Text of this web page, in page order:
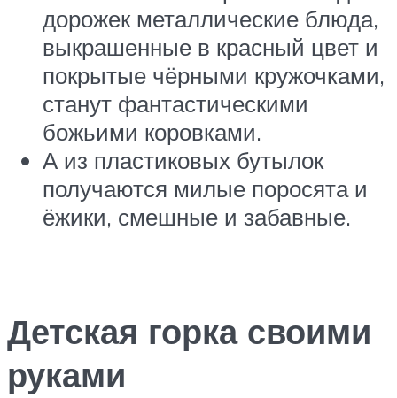
дорожек металлические блюда,
выкрашенные в красный цвет и
покрытые чёрными кружочками,
станут фантастическими
божьими коровками.
А из пластиковых бутылок
получаются милые поросята и
ёжики, смешные и забавные.
Детская горка своими
руками